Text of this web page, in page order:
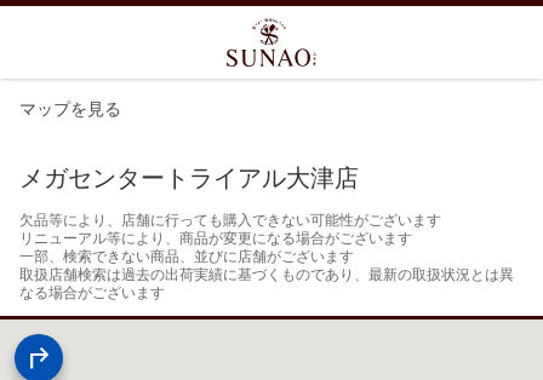
マップを見る
メガセンタートライアル大津店
欠品等により、店舗に行っても購入できない可能性がございます
リニューアル等により、商品が変更になる場合がございます
一部、検索できない商品、並びに店舗がございます
取扱店舗検索は過去の出荷実績に基づくものであり、最新の取扱状況とは異
なる場合がございます